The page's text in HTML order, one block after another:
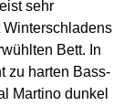
sehr
Bett. In
zu harten Bass-
Martino dunkel